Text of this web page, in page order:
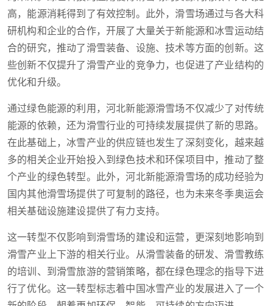
高，能源消耗得到了有效控制。此外，滑雪场通过与各大科
研机构和企业的合作，开展了大量关于新能源和冰雪运动结
合的研究，推动了滑雪装备、设施、技术等方面的创新。这
些创新不仅提升了滑雪产业的竞争力，也促进了产业结构的
优化和升级。
通过绿色能源的利用，河北新能源滑雪场不仅减少了对传统
能源的依赖，还为滑雪行业的可持续发展提供了新的思路。
在此基础上，冰雪产业的供应链也发生了深刻变化，越来越
多的相关企业开始投入到绿色技术和环保项目中，推动了整
个产业的绿色转型。此外，河北新能源滑雪场的成功经验为
国内其他滑雪场提供了可复制的路径，也为未来冬季奥运会
相关基础设施建设提供了有力支持。
这一转型不仅影响到滑雪场的建设和运营，更深刻地影响到
滑雪产业上下游的相关行业。从滑雪装备的研发、滑雪教练
的培训、到滑雪旅游的营销策略，都在绿色理念的指导下进
行了优化。这一转型标志着中国冰雪产业的发展进入了一个